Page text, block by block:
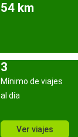
54 km
3
Mínimo de viajes
al día
Ver viajes